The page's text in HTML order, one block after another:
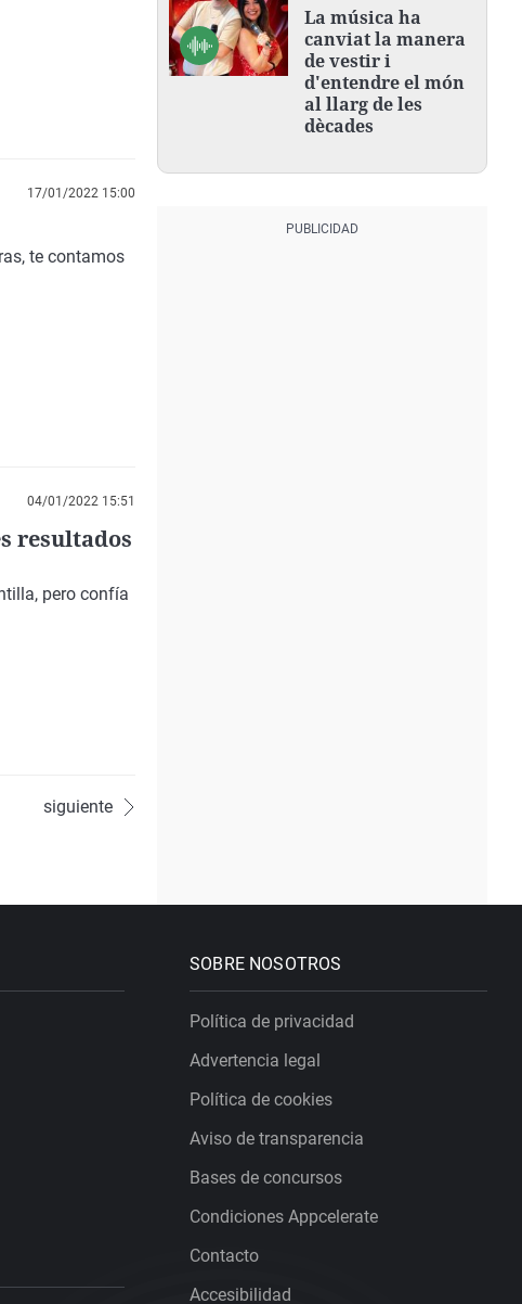
17/01/2022 15:00
, te contamos
04/01/2022 15:51
resultados
pero confía
siguiente
La música ha
canviat la manera
de vestir i
d'entendre el món
al llarg de les
dècades
SOBRE NOSOTROS
Política de privacidad
Advertencia legal
Política de cookies
Aviso de transparencia
Bases de concursos
Condiciones Appcelerate
Contacto
Accesibilidad